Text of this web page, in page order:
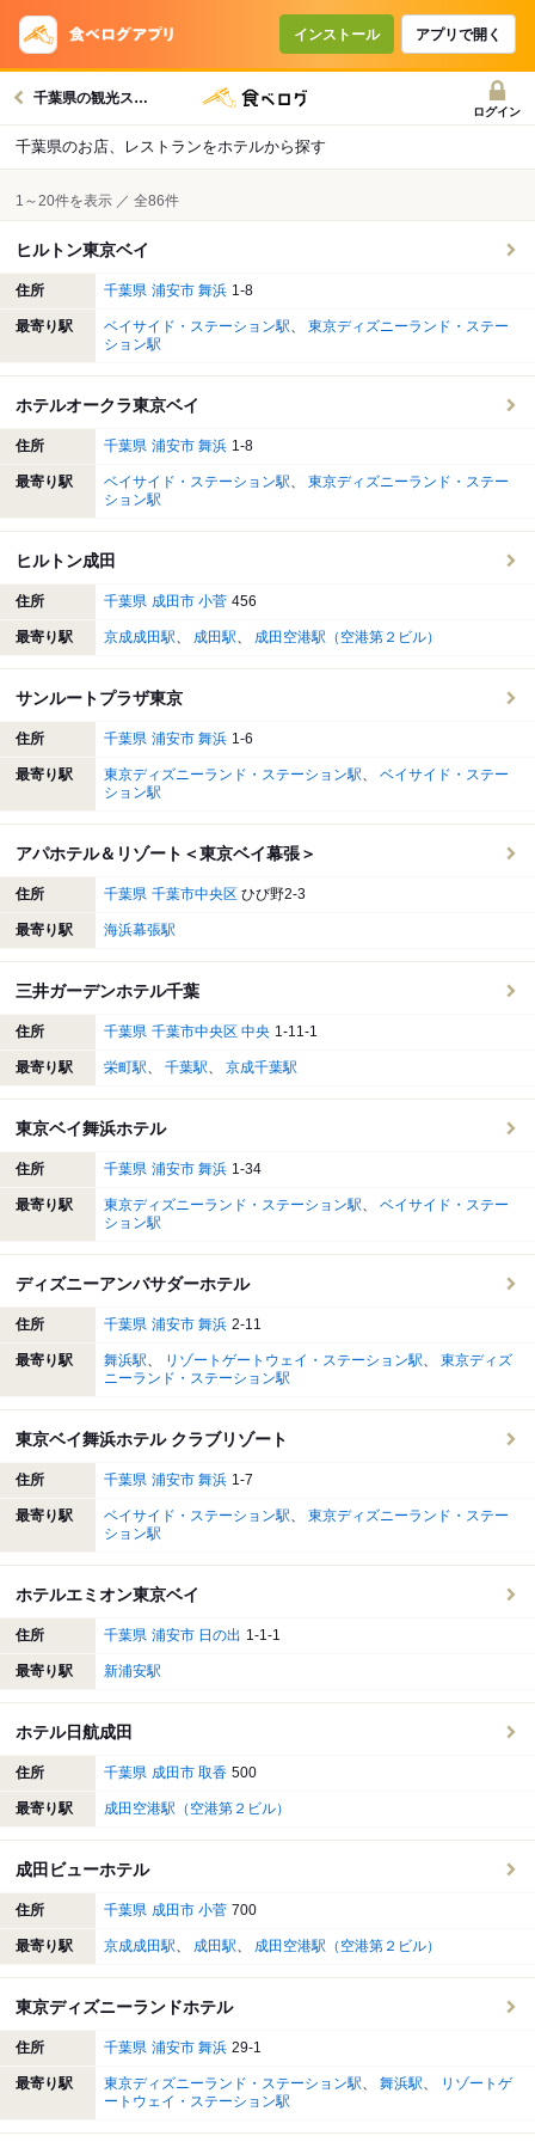
インストール アプリで開く
千葉県の観光スポット一覧
ログイン
千葉県のお店、レストランをホテルから探す
1～20件を表示 ／ 全86件
ヒルトン東京ベイ
住所 千葉県 浦安市 舞浜 1-8
最寄り駅 ベイサイド・ステーション駅
東京ディズニーランド・ステー
ション駅
ホテルオークラ東京ベイ
住所 千葉県 浦安市 舞浜 1-8
最寄り駅 ベイサイド・ステーション駅
東京ディズニーランド・ステー
ション駅
ヒルトン成田
住所 千葉県 成田市 小菅 456
最寄り駅 京成成田駅 成田駅 成田空港駅（空港第２ビル）
サンルートプラザ東京
住所 千葉県 浦安市 舞浜 1-6
最寄り駅 東京ディズニーランド・ステーション駅
ベイサイド・ステー
ション駅
アパホテル＆リゾート＜東京ベイ幕張＞
住所 千葉県 千葉市中央区 ひび野2-3
最寄り駅 海浜幕張駅
三井ガーデンホテル千葉
住所 千葉県 千葉市中央区 中央 1-11-1
最寄り駅 栄町駅 千葉駅 京成千葉駅
東京ベイ舞浜ホテル
住所 千葉県 浦安市 舞浜 1-34
最寄り駅 東京ディズニーランド・ステーション駅
ベイサイド・ステー
ション駅
ディズニーアンバサダーホテル
住所 千葉県 浦安市 舞浜 2-11
最寄り駅 舞浜駅 リゾートゲートウェイ・ステーション駅
東京ディズ
ニーランド・ステーション駅
東京ベイ舞浜ホテル クラブリゾート
住所 千葉県 浦安市 舞浜 1-7
最寄り駅 ベイサイド・ステーション駅
東京ディズニーランド・ステー
ション駅
ホテルエミオン東京ベイ
住所 千葉県 浦安市 日の出 1-1-1
最寄り駅 新浦安駅
ホテル日航成田
住所 千葉県 成田市 取香 500
最寄り駅 成田空港駅（空港第２ビル）
成田ビューホテル
住所 千葉県 成田市 小菅 700
最寄り駅 京成成田駅 成田駅 成田空港駅（空港第２ビル）
東京ディズニーランドホテル
住所 千葉県 浦安市 舞浜 29-1
最寄り駅 東京ディズニーランド・ステーション駅 舞浜駅
リゾートゲ
ートウェイ・ステーション駅